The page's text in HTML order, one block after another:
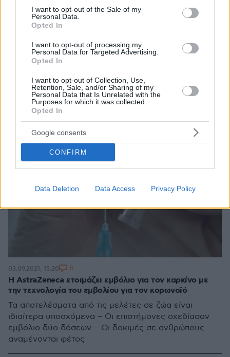
consent section.
I want to opt-out of the Sale of my
Personal Data.
Opted In
I want to opt-out of processing my
Personal Data for Targeted Advertising.
Opted In
I want to opt-out of Collection, Use,
Retention, Sale, and/or Sharing of my
Personal Data that Is Unrelated with the
Purposes for which it was collected.
Opted In
Google consents
CONFIRM
Data Deletion Data Access Privacy Policy
ότι η τεχνολογία mRNA δεν αλλάζει τα κύτταρα του
γονιδιώματος
Η AstraZeneca ετοιμάζει εμβόλιο για τον καρκίνο με
την τεχνολογία του εμβολίου για τον κορωνοϊό
Τα αποτελέσματα από τις μελέτες σε ζώα είναι
ιδιαίτερα υποσχόμενα – Οι επιστήμονες σχεδίασαν
εμβόλιο δύο δόσεων – Οι δοκιμές σε ανθρώπους
αναμένονται φέτος
03.09.2021, 15:20 8